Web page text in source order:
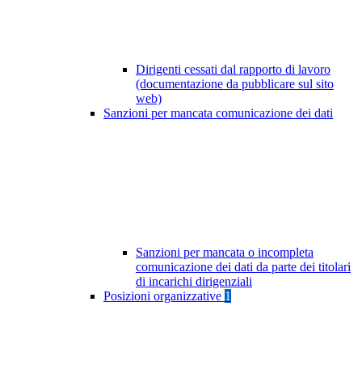
Dirigenti cessati dal rapporto di lavoro
(documentazione da pubblicare sul sito
web)
Sanzioni per mancata comunicazione dei dati
Sanzioni per mancata o incompleta
comunicazione dei dati da parte dei titolari
di incarichi dirigenziali
Posizioni organizzative 1